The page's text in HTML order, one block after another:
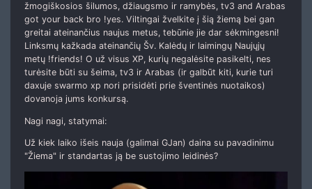
žmogiškosios šilumos, džiaugsmo ir ramybės, tv3 and Arabas
got your back bro !yes. Viltingai žvelkite į šią žiemą bei gan
greitai ateinančius naujus metus, tebūnie jie dar sėkmingesni!
Linksmų kažkada ateinančių Šv. Kalėdų ir laimingų Naujųjų
metų !friends! O už visus XP, kurių negalėsite pasikelti, nes
turėsite būti su šeima, tv3 ir Arabas (ir galbūt kiti, kurie turi
daxuje swarmo xp nori prisidėti prie šventinės nuotaikos)
dovanoja jums konkursą.
Nagi nagi, statymai:
Už kiek laiko išeis nauja (galimai GJan) daina su pavadinimu
"Žiema" ir standartas ją be sustojimo leidinės?